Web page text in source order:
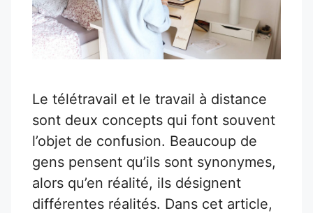
Le télétravail et le travail à distance
sont deux concepts qui font souvent
l’objet de confusion. Beaucoup de
gens pensent qu’ils sont synonymes,
alors qu’en réalité, ils désignent
différentes réalités. Dans cet article,